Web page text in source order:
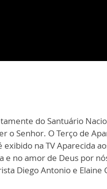
do Santuário
o Senhor. O Terço de
na TV Aparecida
no amor de Deus por
Diego Antonio e Elaine